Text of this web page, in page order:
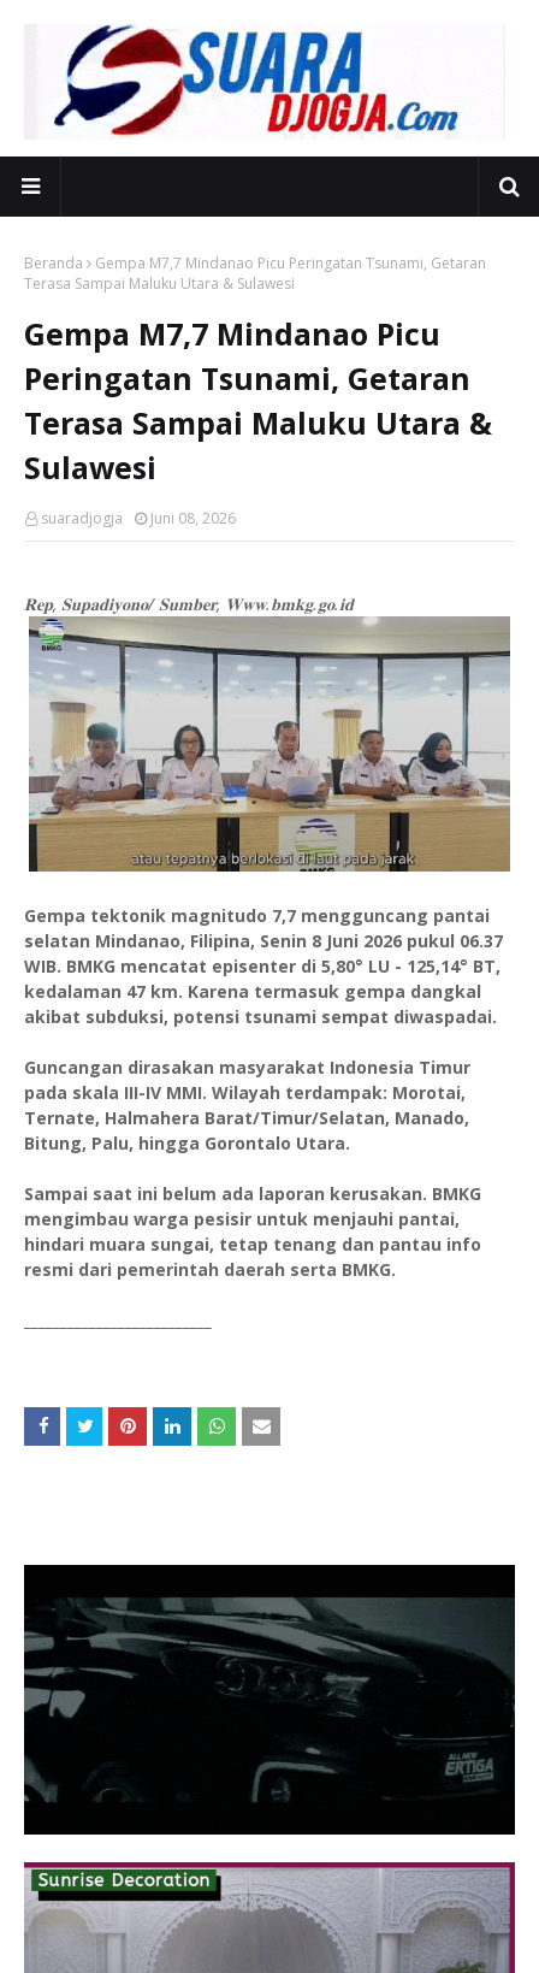
Beranda
Gempa M7,7 Mindanao Picu Peringatan Tsunami, Getaran
Terasa Sampai Maluku Utara & Sulawesi
Gempa M7,7 Mindanao Picu
Peringatan Tsunami, Getaran
Terasa Sampai Maluku Utara &
Sulawesi
suaradjogja Juni 08, 2026
𝐑𝐞𝐩, 𝐒𝐮𝐩𝐚𝐝𝐢𝐲𝐨𝐧𝐨/ 𝐒𝐮𝐦𝐛𝐞𝐫, 𝐖𝐰𝐰.𝐛𝐦𝐤𝐠.𝐠𝐨.𝐢𝐝
Gempa tektonik magnitudo 7,7 mengguncang pantai
selatan Mindanao, Filipina, Senin 8 Juni 2026 pukul 06.37
WIB. BMKG mencatat episenter di 5,80° LU - 125,14° BT,
kedalaman 47 km. Karena termasuk gempa dangkal
akibat subduksi, potensi tsunami sempat diwaspadai.
Guncangan dirasakan masyarakat Indonesia Timur
pada skala III-IV MMI. Wilayah terdampak: Morotai,
Ternate, Halmahera Barat/Timur/Selatan, Manado,
Bitung, Palu, hingga Gorontalo Utara.
Sampai saat ini belum ada laporan kerusakan. BMKG
mengimbau warga pesisir untuk menjauhi pantai,
hindari muara sungai, tetap tenang dan pantau info
resmi dari pemerintah daerah serta BMKG.